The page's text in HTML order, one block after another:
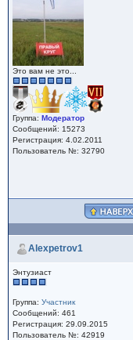
Это вам не это...
Группа: Модератор
Сообщений: 15273
Регистрация: 4.02.2011
Пользователь №: 32790
Alexpetrov1
Энтузиаст
Группа: Участник
Сообщений: 461
Регистрация: 29.09.2015
Пользователь №: 42919